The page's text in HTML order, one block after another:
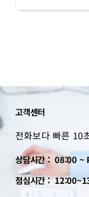
고객센터
전화보다 빠른 10
상담시간 : 08:00 ~
점심시간 :